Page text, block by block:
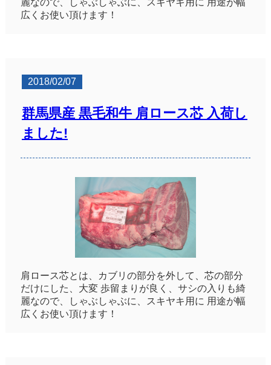
麗なので、しゃぶしゃぶに、スキヤキ用に 用途が幅
広くお使い頂けます！
2018/02/07
群馬県産 黒毛和牛 肩ロース芯 入荷し
ました!
肩ロース芯とは、カブリの部分を外して、芯の部分
だけにした、大変 歩留まりが良く、サシの入りも綺
麗なので、しゃぶしゃぶに、スキヤキ用に 用途が幅
広くお使い頂けます！